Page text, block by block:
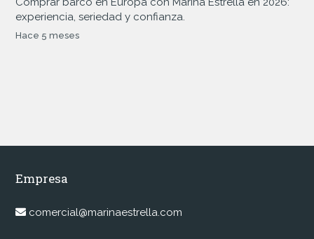
experiencia, seriedad y confianza.
Hace 5 meses
Empresa
comercial@marinaestrella.com